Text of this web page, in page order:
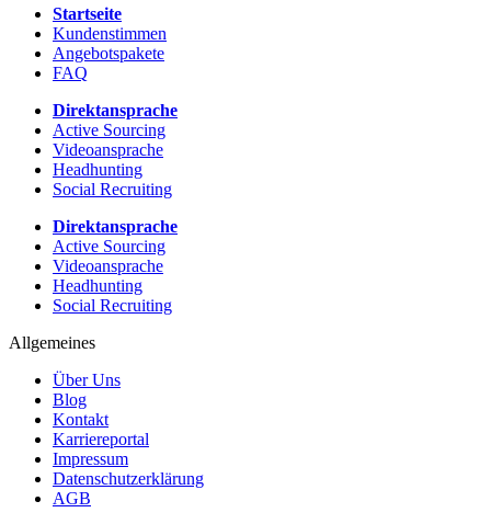
Startseite
Kundenstimmen
Angebotspakete
FAQ
Direktansprache
Active Sourcing
Videoansprache
Headhunting
Social Recruiting
Direktansprache
Active Sourcing
Videoansprache
Headhunting
Social Recruiting
Allgemeines
Über Uns
Blog
Kontakt
Karriereportal
Impressum
Datenschutzerklärung
AGB